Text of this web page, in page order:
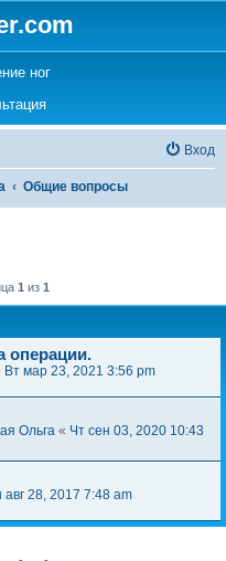
tab)
ног(Opens a new tab)
tab)(Opens a new tab)
Вход
Общие вопросы
1 из 1
операции.
Вт мар 23, 2021 3:56 pm
Ольга « Чт сен 03, 2020 10:43
авг 28, 2017 7:48 am